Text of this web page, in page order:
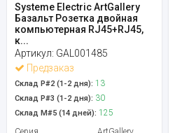
Systeme Electric ArtGallery
Базальт Розетка двойная
компьютерная RJ45+RJ45,
к...
Артикул: GAL001485
Предзаказ
Склад Р#2 (1-2 дня): 13
Склад Р#3 (1-2 дня): 30
Склад М#5 (14 дней): 125